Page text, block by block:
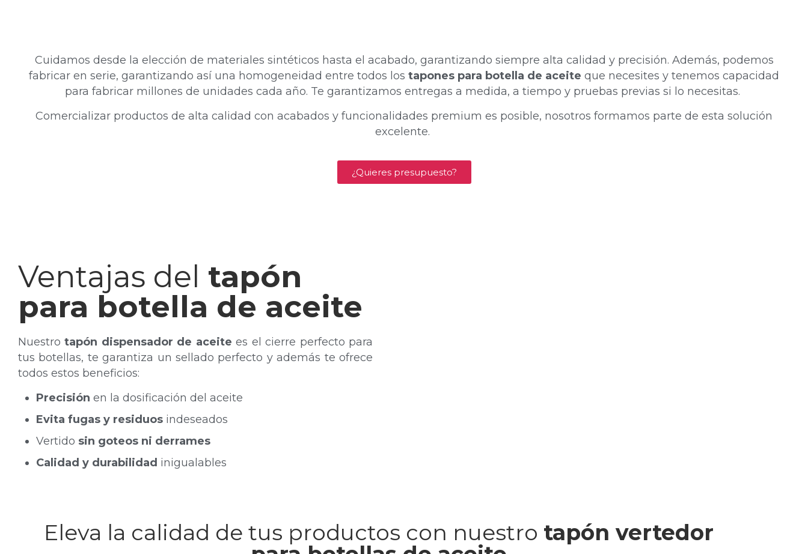
Cuidamos desde la elección de materiales sintéticos hasta el acabado, garantizando siempre alta calidad y precisión. Además, podemos
fabricar en serie, garantizando así una homogeneidad entre todos los tapones para botella de aceite que necesites y tenemos capacidad
para fabricar millones de unidades cada año. Te garantizamos entregas a medida, a tiempo y pruebas previas si lo necesitas.
Comercializar productos de alta calidad con acabados y funcionalidades premium es posible, nosotros formamos parte de esta solución
excelente.
¿Quieres presupuesto?
Ventajas del tapón
para botella de aceite
Nuestrotapón dispensador de aceite es el cierre perfecto para
tus botellas, te garantiza un sellado perfecto y además te ofrece
todos estos beneficios:
Precisión en la dosificación del aceite
Evita fugas y residuos indeseados
Vertido sin goteos ni derrames
Calidad y durabilidad inigualables
Eleva la calidad de tus productos con nuestro tapón vertedor